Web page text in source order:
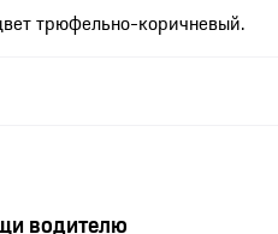
трюфельно-коричневый.
водителю